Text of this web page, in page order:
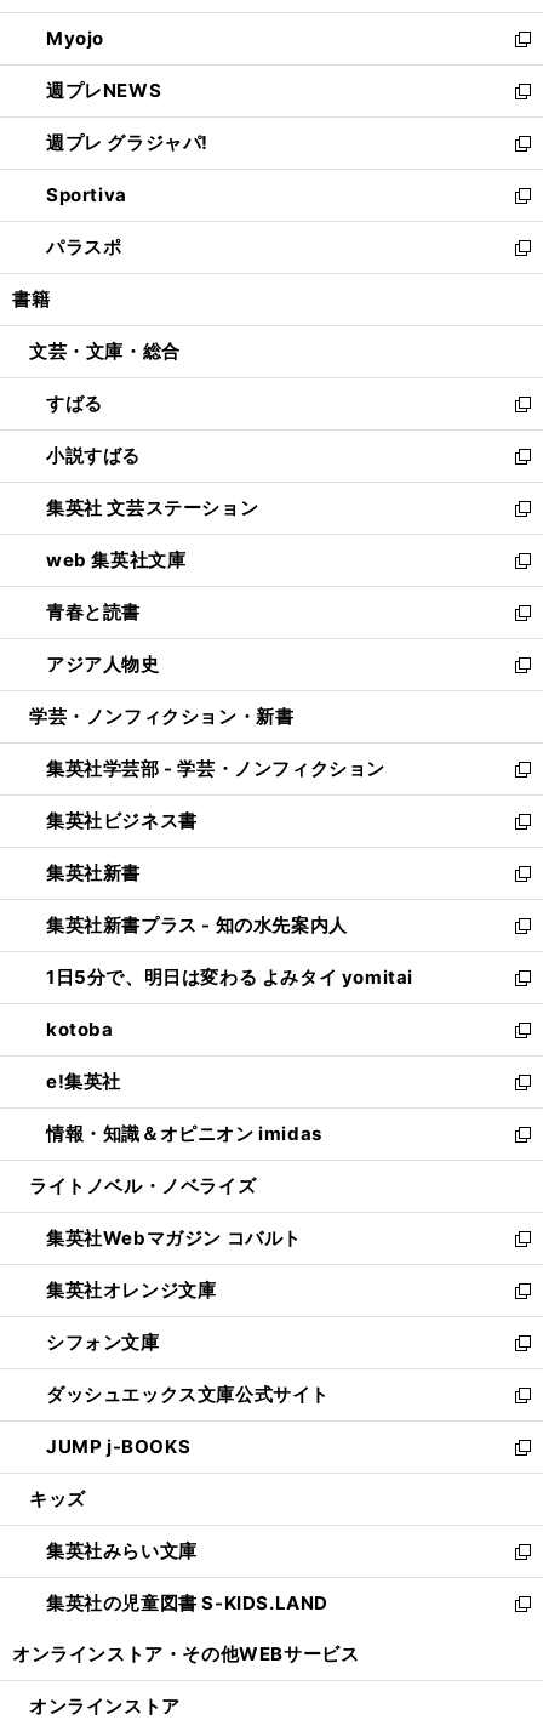
開
く
ウ
で
開
く
ン
ド
ウ
で
開
く
ウ
ィ
ン
ド
ウ
で
開
く
Myojo
新
し
い
ウ
ィ
ン
ド
ウ
で
開
週プレNEWS
新
し
い
ウ
ィ
ン
ド
ウ
開
週プレ グラジャパ!
新
し
い
ウ
ィ
ン
ウ
開
く
Sportiva
新
し
い
ウ
ン
ウ
で
開
く
パラスポ
新
し
ウ
ン
ド
ウ
で
開
く
書籍
文芸・文庫・総合
すばる
新
し
い
ウ
ィ
ン
ド
ウ
で
開
く
小説すばる
新
し
い
ウ
ィ
ン
ド
ウ
で
開
集英社 文芸ステーション
新
し
い
ウ
ィ
ン
ド
ウ
開
く
web 集英社文庫
新
し
い
ウ
ィ
ン
ウ
で
開
く
青春と読書
新
し
い
ウ
ン
ド
ウ
で
開
く
アジア人物史
新
し
ウ
ィ
ン
ド
ウ
で
開
く
学芸・ノンフィクション・新書
集英社学芸部 - 学芸・ノンフィクション
新
し
い
ウ
ィ
ン
ド
ウ
で
開
く
集英社ビジネス書
新
し
い
ウ
ィ
ン
ド
ウ
で
開
く
集英社新書
新
し
い
ウ
ィ
ン
ド
ウ
で
開
く
集英社新書プラス - 知の水先案内人
新
し
い
ウ
ィ
ン
ド
ウ
で
開
1日5分で、明日は変わる よみタイ yomitai
新
し
い
ウ
ィ
ン
ド
ウ
開
く
kotoba
新
し
い
ウ
ィ
ン
ウ
で
開
く
e!集英社
新
し
い
ウ
ン
ド
ウ
で
開
く
情報・知識＆オピニオン imidas
新
し
ウ
ィ
ン
ド
ウ
で
開
く
ライトノベル・ノベライズ
集英社Webマガジン コバルト
新
し
い
ウ
ィ
ン
ド
ウ
で
開
集英社オレンジ文庫
新
し
い
ウ
ィ
ン
ド
ウ
開
く
シフォン文庫
新
し
い
ウ
ィ
ン
ウ
で
開
く
ダッシュエックス文庫公式サイト
新
し
い
ウ
ン
ド
ウ
で
JUMP j-BOOKS
新
し
ウ
ィ
ン
ド
開
キッズ
集英社みらい文庫
新
し
い
ン
集英社の児童図書 S-KIDS.LAND
新
ウ
オンラインストア・ その他WEBサービス
オンラインストア